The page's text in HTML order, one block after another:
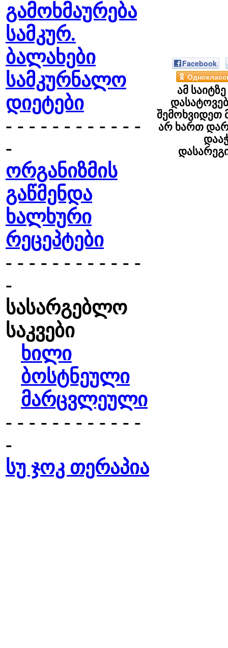
გამოხმაურება
სამკურ.
ბალახები
სამკურნალო
დიეტები
- - - - - - - - - - - -
-
ორგანიზმის
გაწმენდა
ხალხური
რეცეპტები
- - - - - - - - - - - -
-
სასარგებლო
საკვები
ხილი
ბოსტნეული
მარცვლეული
- - - - - - - - - - - -
-
სუ ჯოკ თერაპია
Facebook
ამ
შემოხვიდეთ
არ ხართ